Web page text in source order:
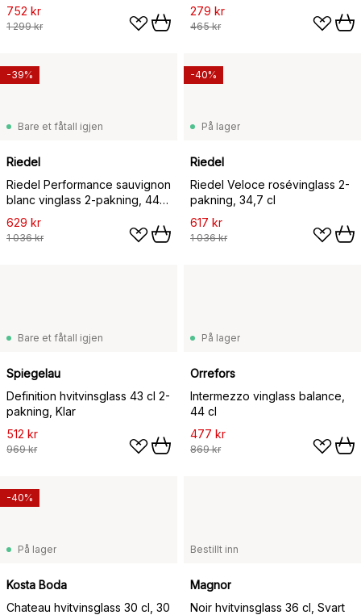
752 kr
1 299 kr
279 kr
465 kr
Bare et fåtall igjen
Riedel
Riedel Performance sauvignon
blanc vinglass 2-pakning, 44
cl
629 kr
1 036 kr
-39%
På lager
Riedel
Riedel Veloce rosévinglass 2-
pakning, 34,7 cl
617 kr
1 036 kr
-40%
Bare et fåtall igjen
Spiegelau
Definition hvitvinsglass 43 cl 2-
pakning, Klar
512 kr
969 kr
På lager
Orrefors
Intermezzo vinglass balance,
44 cl
477 kr
869 kr
På lager
Kosta Boda
Chateau hvitvinsglass 30 cl, 30
-40%
Bestillt inn
Magnor
Noir hvitvinsglass 36 cl, Svart